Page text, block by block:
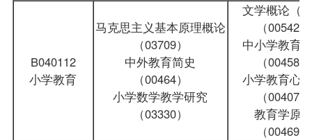
B040112
小学教育
马克思主义基本原理概论
（03709）
中外教育简史
（00464）
小学数学教学研究
（03330）
文学概论（
（00542）
中小学教育
（00458）
小学教育心
（00407）
教育学原
（00469）